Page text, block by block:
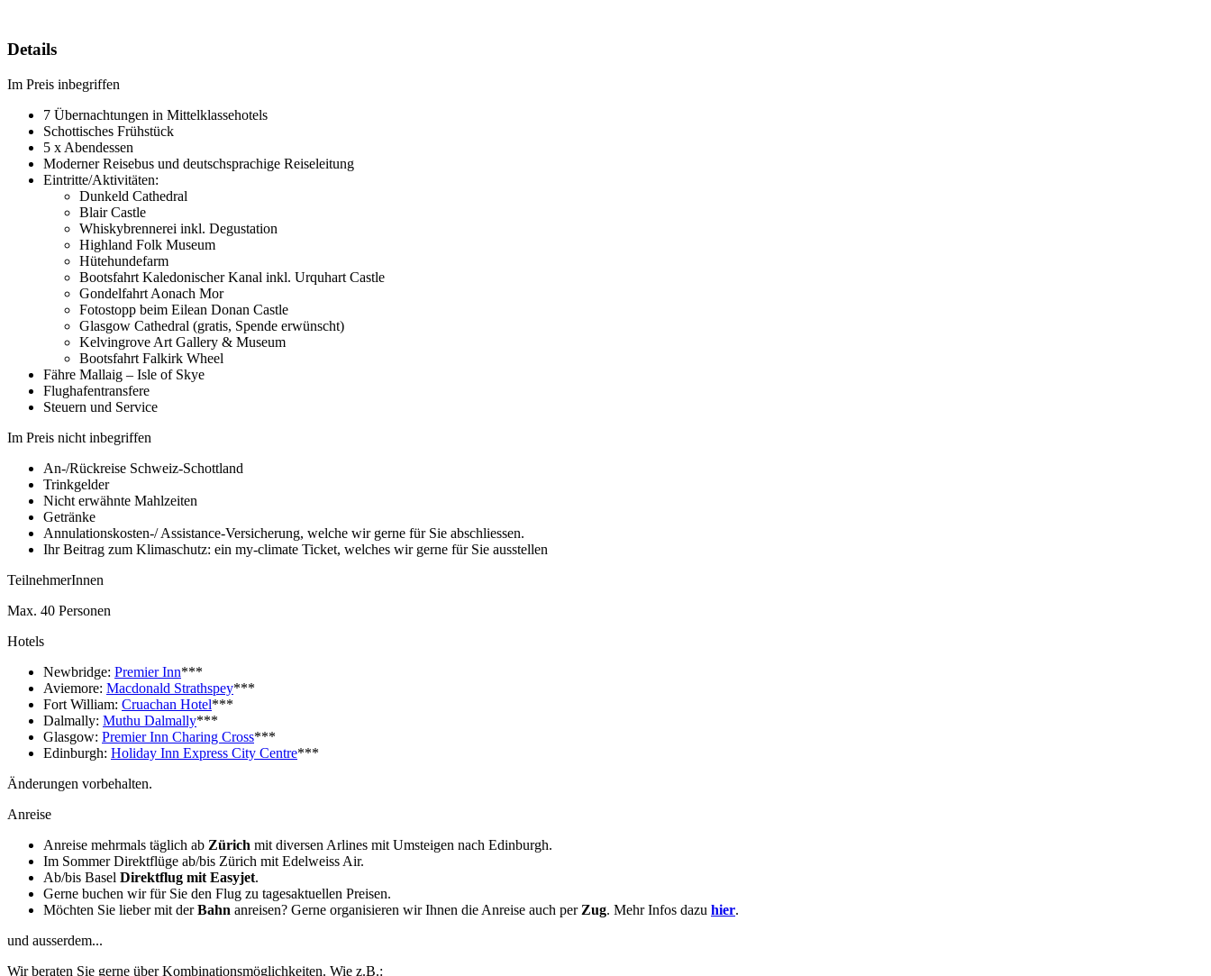
Details
Im Preis inbegriffen
7 Übernachtungen in Mittelklassehotels
Schottisches Frühstück
5 x Abendessen
Moderner Reisebus und deutschsprachige Reiseleitung
Eintritte/Aktivitäten:
Dunkeld Cathedral
Blair Castle
Whiskybrennerei inkl. Degustation
Highland Folk Museum
Hütehundefarm
Bootsfahrt Kaledonischer Kanal inkl. Urquhart Castle
Gondelfahrt Aonach Mor
Fotostopp beim Eilean Donan Castle
Glasgow Cathedral (gratis, Spende erwünscht)
Kelvingrove Art Gallery & Museum
Bootsfahrt Falkirk Wheel
Fähre Mallaig – Isle of Skye
Flughafentransfere
Steuern und Service
Im Preis nicht inbegriffen
An-/Rückreise Schweiz-Schottland
Trinkgelder
Nicht erwähnte Mahlzeiten
Getränke
Annulationskosten-/ Assistance-Versicherung, welche wir gerne für Sie abschliessen.
Ihr Beitrag zum Klimaschutz: ein my-climate Ticket, welches wir gerne für Sie ausstellen
TeilnehmerInnen
Max. 40 Personen
Hotels
Newbridge: Premier Inn***
Aviemore: Macdonald Strathspey***
Fort William: Cruachan Hotel***
Dalmally: Muthu Dalmally***
Glasgow: Premier Inn Charing Cross***
Edinburgh: Holiday Inn Express City Centre***
Änderungen vorbehalten.
Anreise
Anreise mehrmals täglich ab Zürich mit diversen Arlines mit Umsteigen nach Edinburgh.
Im Sommer Direktflüge ab/bis Zürich mit Edelweiss Air.
Ab/bis Basel Direktflug mit Easyjet.
Gerne buchen wir für Sie den Flug zu tagesaktuellen Preisen.
Möchten Sie lieber mit derBahn anreisen? Gerne organisieren wir Ihnen die Anreise auch per Zug. Mehr Infos dazu hier.
und ausserdem...
Wir beraten Sie gerne über Kombinationsmöglichkeiten. Wie z.B.: